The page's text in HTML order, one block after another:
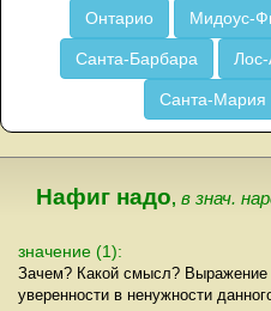
Онтарио Мидоус-
Санта-Барбара
Санта-Мария
Нафиг надо, в знач.
значение (1):
Зачем? Какой смысл? Выражение
уверенности в ненужности